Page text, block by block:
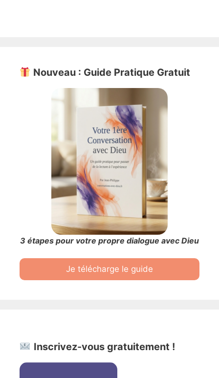
Nouveau : Guide Pratique Gratuit
3 étapes pour votre propre dialogue avec Dieu
Je télécharge le guide
Inscrivez-vous gratuitement !